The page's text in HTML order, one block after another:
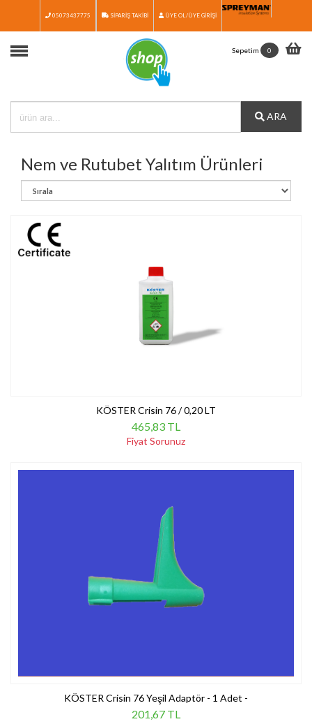
Anasayfa
Medya
Katalog
05073437775 SİPARİŞ TAKİBİ ÜYE OL/ÜYE GİRİŞİ
ARA
Sepetim 0
Nem ve Rutubet Yalıtım Ürünleri
KÖSTER Crisin 76 / 0,20 LT
465,83 TL
Fiyat Sorunuz
KÖSTER Crisin 76 Yeşil Adaptör - 1 Adet -
201,67 TL